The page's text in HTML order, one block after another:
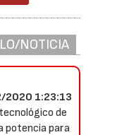
NOTICIA
2020 1:23:13
de
potencia para